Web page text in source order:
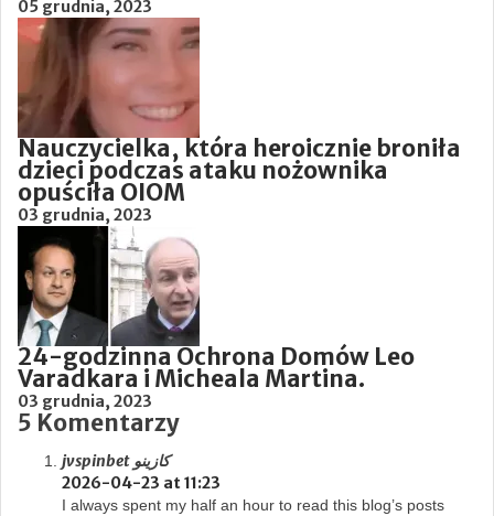
05 grudnia, 2023
Nauczycielka, która heroicznie broniła
dzieci podczas ataku nożownika
opuściła OIOM
03 grudnia, 2023
24-godzinna Ochrona Domów Leo
Varadkara i Micheala Martina.
03 grudnia, 2023
5 Komentarzy
jvspinbet كازينو
2026-04-23 at 11:23
I always spent my half an hour to read this blog’s posts